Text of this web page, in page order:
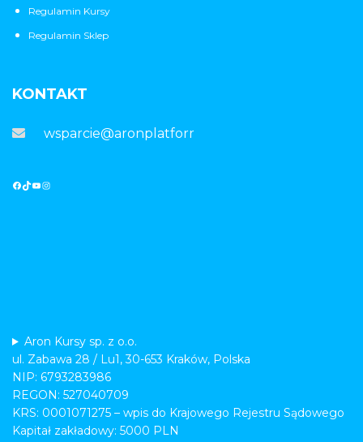
Regulamin Kursy
Regulamin Sklep
KONTAKT
wsparcie@aronplatforma.pl
Aron Kursy sp. z o.o.
ul. Zabawa 28 / Lu1, 30-653 Kraków, Polska
NIP: 6793283986
REGON: 527040709
KRS: 0001071275 – wpis do Krajowego Rejestru Sądowego
Kapitał zakładowy: 5000 PLN